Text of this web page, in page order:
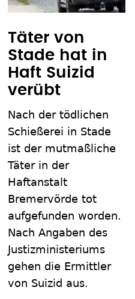
Täter von
Stade hat in
Haft Suizid
verübt
Nach der tödlichen
Schießerei in Stade
ist der mutmaßliche
Täter in der
Haftanstalt
Bremervörde tot
aufgefunden worden.
Nach Angaben des
Justizministeriums
gehen die Ermittler
von Suizid aus.